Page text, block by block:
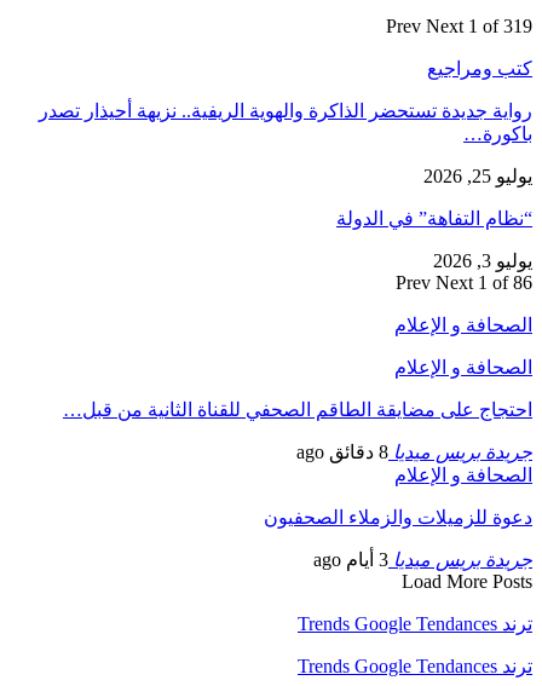
Prev Next 1 of 319
كتب ومراجيع
رواية جديدة تستحضر الذاكرة والهوية الريفية.. نزيهة أحيذار تصدر
باكورة…
يوليو 25, 2026
“نظام التفاهة” في الدولة
يوليو 3, 2026
Prev Next 1 of 86
الصحافة و الإعلام
الصحافة و الإعلام
احتجاج على مضايقة الطاقم الصحفي للقناة الثانية من قبل…
جريدة بريس ميديا 8 دقائق ago
الصحافة و الإعلام
دعوة للزميلات والزملاء الصحفيون
جريدة بريس ميديا 3 أيام ago
Load More Posts
ترند Trends Google Tendances
ترند Trends Google Tendances